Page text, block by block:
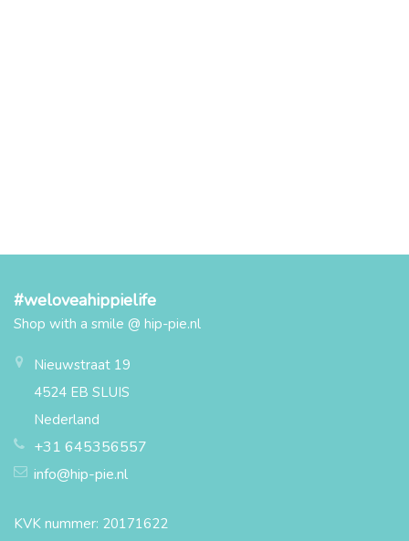
#weloveahippielife
Shop with a smile @ hip-pie.nl
Nieuwstraat 19
4524 EB SLUIS
Nederland
+31 645356557
info@hip-pie.nl
KVK nummer: 20171622